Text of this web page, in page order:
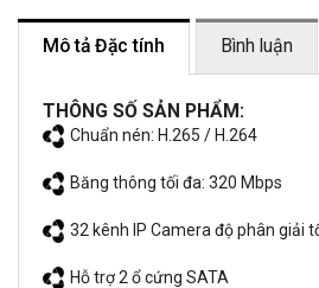
Mô tả Đặc tính Bình luận
THÔNG SỐ SẢN PHẨM:
Chuẩn nén: H.265 / H.264
Băng thông tối đa: 320 Mbps
32 kênh IP Camera độ phân giải
Hỗ trợ 2 ổ cứng SATA